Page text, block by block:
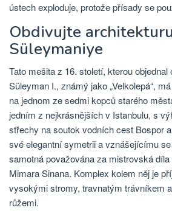
ústech exploduje, protože přísady se
Obdivujte
Süleymaniye
Tato mešita z 16. století, kterou
Süleyman I., známý jako „Velkolepá“,
na jednom ze sedmi kopců starého
jedním z nejkrásnějších v Istanbulu, s
střechy na soutok vodních cest Bospor
své elegantní symetrii a vznášejícímu
samotná považována za mistrovská
Mimara Sinana. Komplex kolem něj je
vysokými stromy, travnatým trávníkem
růžemi.